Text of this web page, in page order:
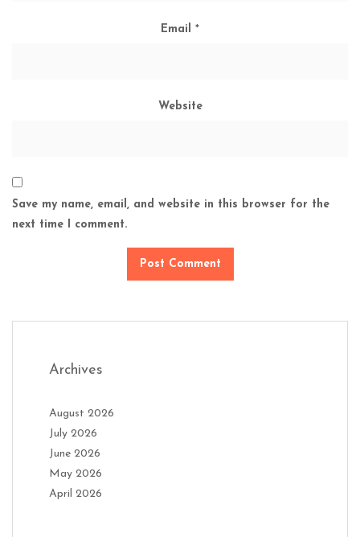
Email *
Website
Save my name, email, and website in this browser for the
next time I comment.
Archives
August 2026
July 2026
June 2026
May 2026
April 2026